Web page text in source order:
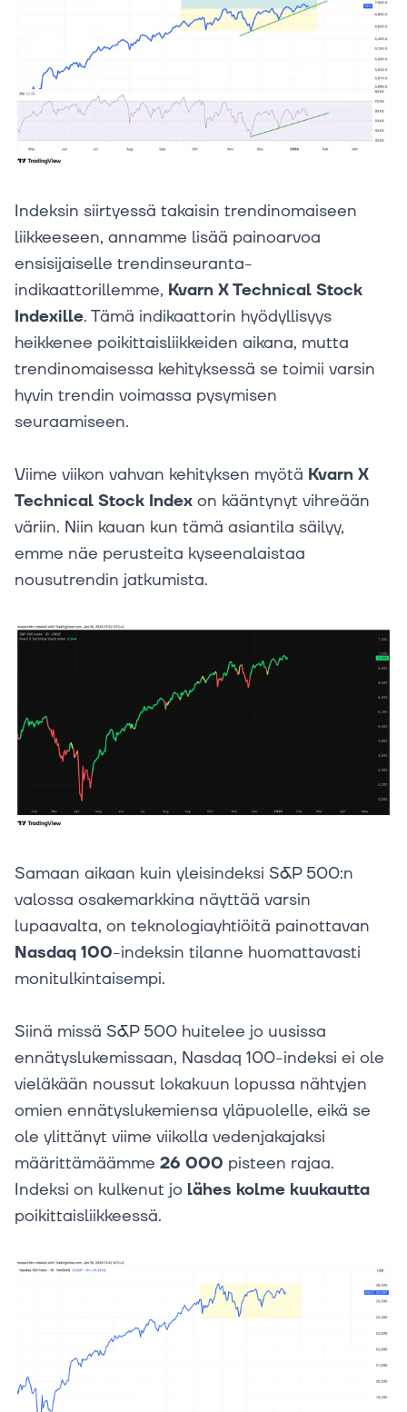
Indeksin siirtyessä takaisin trendinomaiseen
liikkeeseen, annamme lisää painoarvoa
ensisijaiselle trendinseuranta-
indikaattorillemme, Kvarn X Technical Stock
Indexille. Tämä indikaattorin hyödyllisyys
heikkenee poikittaisliikkeiden aikana, mutta
trendinomaisessa kehityksessä se toimii varsin
hyvin trendin voimassa pysymisen
seuraamiseen.
Viime viikon vahvan kehityksen myötä Kvarn X
Technical Stock Index on kääntynyt vihreään
väriin. Niin kauan kun tämä asiantila säilyy,
emme näe perusteita kyseenalaistaa
nousutrendin jatkumista.
Samaan aikaan kuin yleisindeksi S&P 500:n
valossa osakemarkkina näyttää varsin
lupaavalta, on teknologiayhtiöitä painottavan
Nasdaq 100-indeksin tilanne huomattavasti
monitulkintaisempi.
Siinä missä S&P 500 huitelee jo uusissa
ennätyslukemissaan, Nasdaq 100-indeksi ei ole
vieläkään noussut lokakuun lopussa nähtyjen
omien ennätyslukemiensa yläpuolelle, eikä se
ole ylittänyt viime viikolla vedenjakajaksi
määrittämäämme 26 000 pisteen rajaa.
Indeksi on kulkenut jo lähes kolme kuukautta
poikittaisliikkeessä.